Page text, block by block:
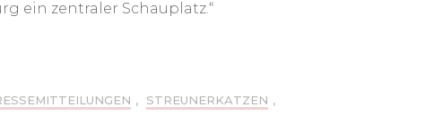
ein zentraler Schauplatz.“
, STREUNERKATZEN ,